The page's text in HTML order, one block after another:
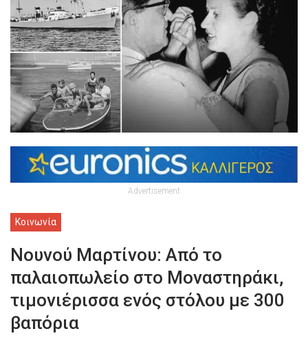
Advertisement
Κοινωνία
Νουνού Μαρτίνου: Από το
παλαιοπωλείο στο Μοναστηράκι,
τιμονιέρισσα ενός στόλου με 300
βαπόρια